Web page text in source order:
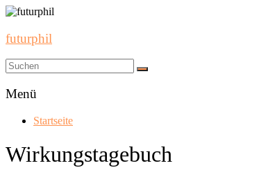
futurphil
Menü
Startseite
Wirkungstagebuch